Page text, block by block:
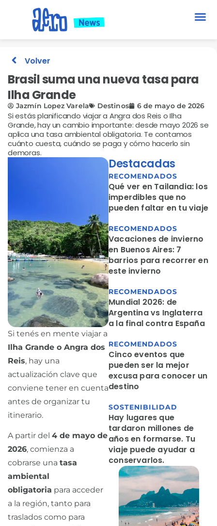
Volver
Brasil suma una nueva tasa para
Ilha Grande
Jazmín Lopez Varela Destinos 6 de mayo de 2026
Si estás planificando viajar a Angra dos Reis o Ilha
Grande, hay un cambio importante: desde mayo 2026 se
aplica una tasa ambiental obligatoria. Te contamos
cuánto cuesta, cuándo se paga y cómo hacerlo sin
demoras.
Si tenés en mente viajar a
Ilha Grande o Angra dos
Reis, hay una
actualización clave que
conviene tener en cuenta
antes de organizar tu
itinerario.
A partir del 4 de mayo de
2026, comienza a
cobrarse una tasa
ambiental
obligatoria para acceder
a la región, tanto para
traslados como para
Destacadas
RECOMENDADOS
Qué ver en Tailandia: los
imperdibles que no
pueden faltar en tu viaje
RECOMENDADOS
Vacaciones de invierno
en Buenos Aires: 7
barrios para recorrer en
este invierno
RECOMENDADOS
Mundial 2026: de
Argentina vs Inglaterra
a la final contra España
RECOMENDADOS
Cinco eventos que
pueden ser la mejor
excusa para conocer un
destino
SOSTENIBILIDAD
Hay lugares que
tardaron millones de
años en formarse. Tu
viaje puede ayudar a
conservarlos.